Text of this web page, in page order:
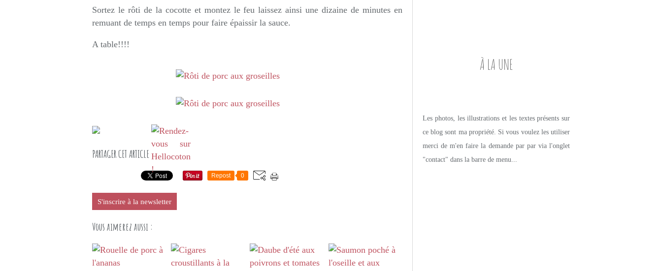
Sortez le rôti de la cocotte et montez le feu laissez ainsi une dizaine de minutes en
remuant de temps en temps pour faire épaissir la sauce.
A table!!!!
PARTAGER CET ARTICLE
Repost 0
S'inscrire à la newsletter
Vous aimerez aussi :
À LA UNE
Les photos, les illustrations et les textes présents sur
ce blog sont ma propriété. Si vous voulez les utiliser
merci de m'en faire la demande par par via l'onglet
"contact" dans la barre de menu...